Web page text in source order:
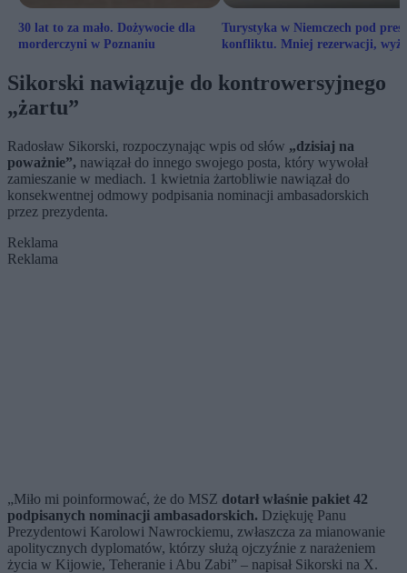
30 lat to za mało. Dożywocie dla
morderczyni w Poznaniu
Turystyka w Niemczech pod
konfliktu. Mniej rezerwacji,
Sikorski nawiązuje do kontrowersyjnego
„żartu”
Radosław Sikorski, rozpoczynając wpis od słów „dzisiaj na
poważnie”, nawiązał do innego swojego posta, który wywołał
zamieszanie w mediach. 1 kwietnia żartobliwie nawiązał do
konsekwentnej odmowy podpisania nominacji ambasadorskich
przez prezydenta.
Reklama
Reklama
„Miło mi poinformować, że do MSZ dotarł właśnie pakiet 42
podpisanych nominacji ambasadorskich. Dziękuję Panu
Prezydentowi Karolowi Nawrockiemu, zwłaszcza za mianowanie
apolitycznych dyplomatów, którzy służą ojczyźnie z narażeniem
życia w Kijowie, Teheranie i Abu Zabi” – napisał Sikorski na X.